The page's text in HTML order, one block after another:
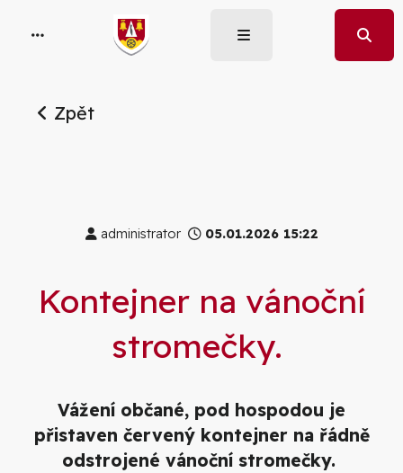
Zpět
administrator 05.01.2026 15:22
Kontejner na vánoční
stromečky.
Vážení občané, pod hospodou je
přistaven červený kontejner na řádně
odstrojené vánoční stromečky.